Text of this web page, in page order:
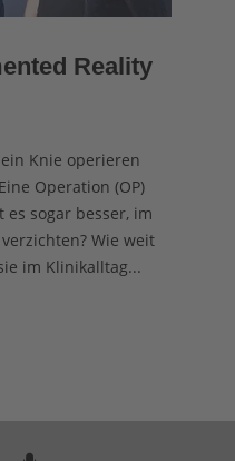
Reality
Knie operieren
Operation (OP)
es sogar besser, im
Wie weit
im Klinikalltag...